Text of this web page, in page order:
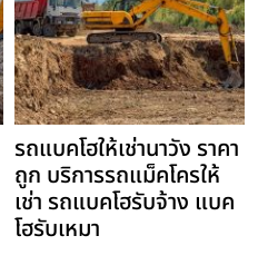
รถแบคโฮให้เช่านาวัง ราคา
ถูก บริการรถแม็คโครให้
เช่า รถแบคโฮรับจ้าง แบค
โฮรับเหมา